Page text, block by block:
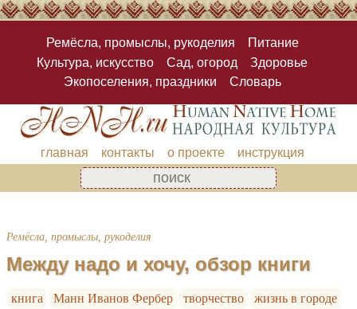
Ремёсла, промыслы, рукоделия
Питание
Культура, искусство
Сад, огород
Здоровье
Экопоселения, праздники
Словарь
главная контакты о проекте инструкция
Ремёсла, промыслы, рукоделия
Между надо и хочу, обзор книги
книга Манн Иванов Фербер творчество
жизнь в городе